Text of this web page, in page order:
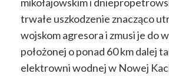
trwałe uszkodzenie znacząco
wojskom agresora i zmusi je do
położonej o ponad 60 km dalej
elektrowni wodnej w Nowej